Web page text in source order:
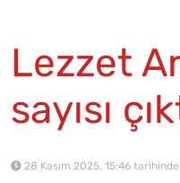
Lezzet
sayısı
28 Kasım 2025, 15:46